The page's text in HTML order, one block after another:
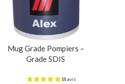
Mug Grade Pompiers –
Grade SDIS